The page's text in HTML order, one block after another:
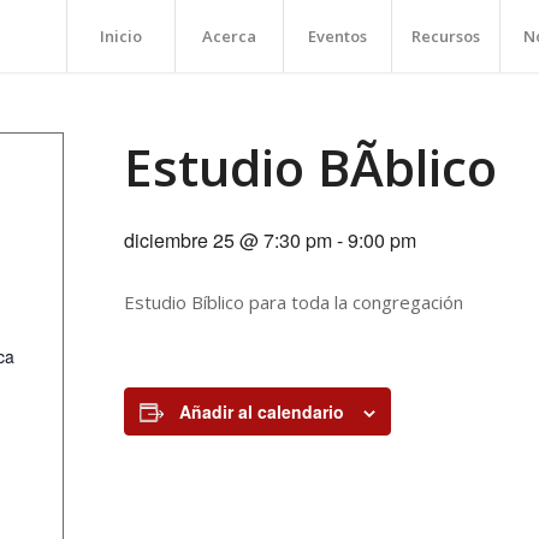
Inicio Acerca Eventos Recursos
Estudio BÃ­blico
diciembre 25 @ 7:30 pm-9:00 pm
Estudio Bíblico para toda la congregación
Añadir al calendario